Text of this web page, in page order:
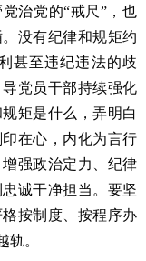
治党的“戒尺”，也
没有纪律和规矩约
甚至违纪违法的歧
党员干部持续强化
矩是什么，弄明白
在心，内化为言行
强政治定力、纪律
诚干净担当。要坚
按制度、按程序办
轨。